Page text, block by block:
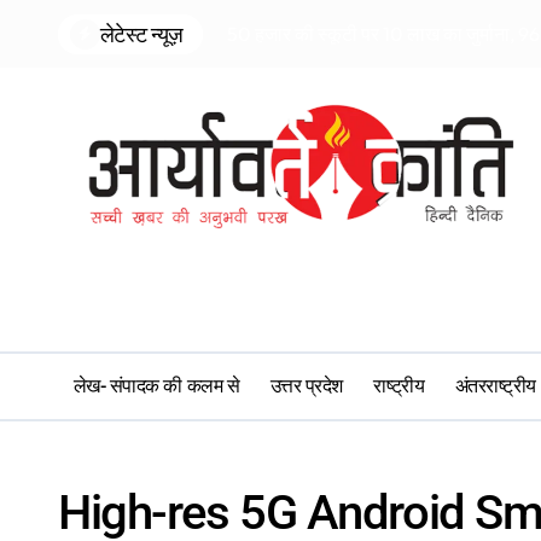
लेटेस्ट न्यूज़
लेख- संपादक की कलम से उत्तर प्रदेश राष्ट्रीय अंतरराष्ट्रीय
High-res 5G Android